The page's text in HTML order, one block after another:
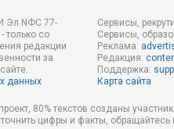
Эл NФС 77-
только со
редакции
за
данных
Сервисы,
Сервисы,
Реклама:
Редакция:
Поддержка:
Карта сайта
80% текстов созданы
цифры и факты,